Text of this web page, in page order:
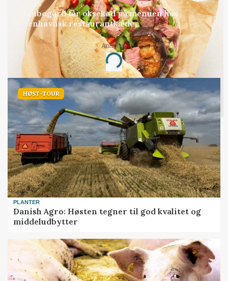
BUSINESS
Grambogård får oksekød på menuen hos
københavnsk restaurantkæde
Annonce
Loading...
HØST-TOUR
PLANTER
Danish Agro: Høsten tegner til god kvalitet og
middeludbytter